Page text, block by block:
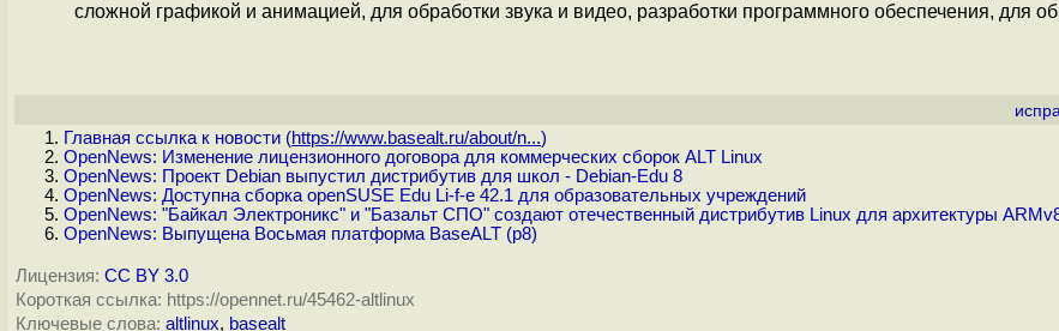
сложной графикой и анимацией, для обработки звука и видео, разработки программного обеспечения, для
Главная ссылка к новости (https://www.basealt.ru/about/n...)
OpenNews: Изменение лицензионного договора для коммерческих сборок ALT Linux
OpenNews: Проект Debian выпустил дистрибутив для школ - Debian-Edu 8
OpenNews: Доступна сборка openSUSE Edu Li-f-e 42.1 для образовательных учреждений
OpenNews: "Байкал Электроникс" и "Базальт СПО" создают отечественный дистрибутив Linux для архитектуры
OpenNews: Выпущена Восьмая платформа BaseALT (p8)
Лицензия: CC BY 3.0
Короткая ссылка: https://opennet.ru/45462-altlinux
Ключевые слова: altlinux, basealt